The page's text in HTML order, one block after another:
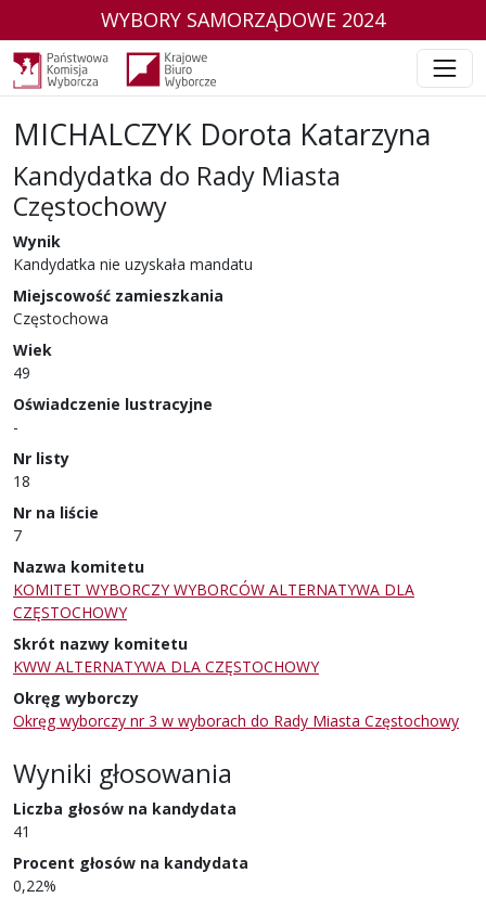
WYBORY SAMORZĄDOWE 2024
MICHALCZYK Dorota Katarzyna
Kandydatka do Rady Miasta
Częstochowy
w wyborach samorządowych w 2024 r.
Wynik
Kandydatka nie uzyskała mandatu
Miejscowość zamieszkania
Częstochowa
Wiek
49
Oświadczenie lustracyjne
-
Nr listy
18
Nr na liście
7
Nazwa komitetu
KOMITET WYBORCZY WYBORCÓW ALTERNATYWA DLA
CZĘSTOCHOWY
Skrót nazwy komitetu
KWW ALTERNATYWA DLA CZĘSTOCHOWY
Okręg wyborczy
Okręg wyborczy nr 3 w wyborach do Rady Miasta Częstochowy
Wyniki głosowania
Liczba głosów na kandydata
41
Procent głosów na kandydata
0,22%